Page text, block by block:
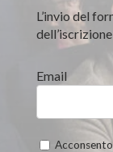
L’invio del
Email